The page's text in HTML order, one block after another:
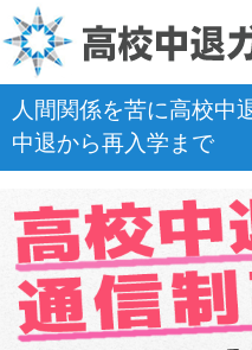
人間関係を苦に高校中
中退から再入学まで
ホーム
卒業出来る通信制高校
高校中退Q&A